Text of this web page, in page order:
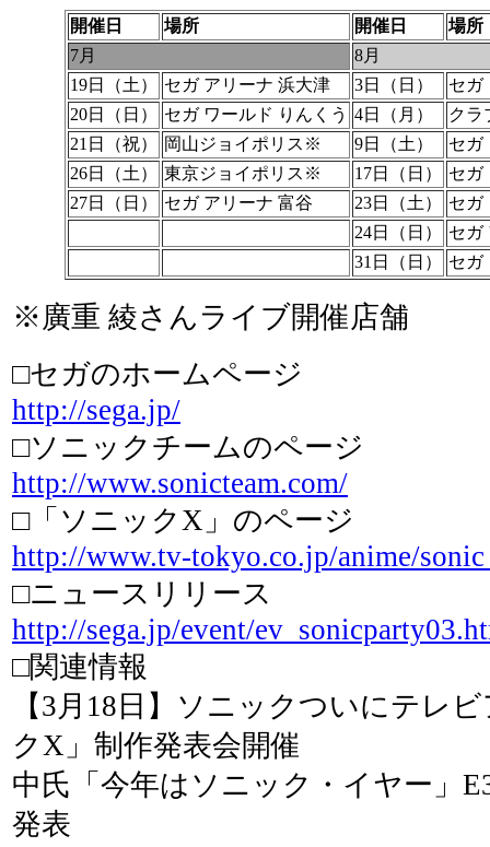
開催日 場所 開催日
場所
7月
8月
19日（土）
セガ アリーナ 浜大津 3日（日）
セガ
20日（日）
セガ ワールド りんくう 4日（月）
クラ
21日（祝）
岡山ジョイポリス※ 9日（土）
セガ
26日（土）
東京ジョイポリス※ 17日（日）
セガ
27日（日）
セガ アリーナ 富谷 23日（土）
セガ
24日（日）
セガ
31日（日）
セガ
※廣重 綾さんライブ開催店舗
□セガのホームページ
http://sega.jp/
□ソニックチームのページ
http://www.sonicteam.com/
□「ソニックX」のページ
http://www.tv-tokyo.co.jp/anime/
□ニュースリリース
http://sega.jp/event/
□関連情報
【3月18日】ソニックついにテレ
クX」制作発表会開催
中氏「今年はソニック・イヤー」
発表